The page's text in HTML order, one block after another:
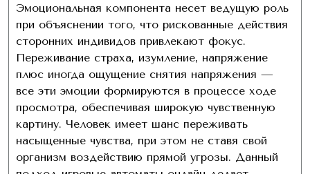
Эмоциональная компонента несет ведущую роль
при объяснении того, что рискованные действия
сторонних индивидов привлекают фокус.
Переживание страха, изумление, напряжение
плюс иногда ощущение снятия напряжения —
все эти эмоции формируются в процессе ходе
просмотра, обеспечивая широкую чувственную
картину. Человек имеет шанс переживать
насыщенные чувства, при этом не ставя свой
организм воздействию прямой угрозы. Данный